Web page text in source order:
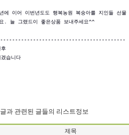
에 이어 이번년도도 행복농원 복숭아를 지인들 선물
. 늘 그랬드이 좋은상품 보내주세요^^
후
습니다
과 관련된 글들의 리스트정보
제목